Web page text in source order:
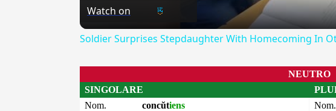
Watch on
Soldier Surprises Stepdaughter With Homecoming In
NEUTRO
SINGOLARE
Nom.
concŭtiens
Nom.